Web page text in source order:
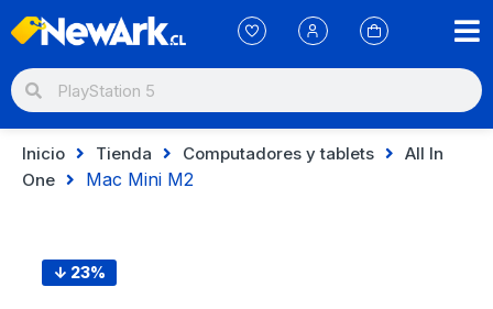
Inicio Tienda Computadores y tablets
All In
One
Mac Mini M2
↓ 23%